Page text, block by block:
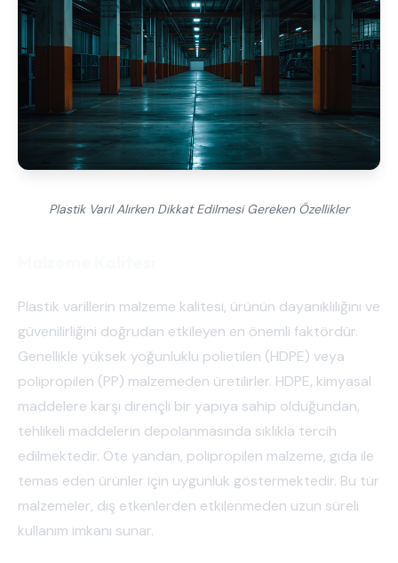
Plastik Varil Alırken Dikkat Edilmesi Gereken Özellikler
Plastik varillerin malzeme kalitesi, ürünün dayanıklılığını ve
güvenilirliğini doğrudan etkileyen en önemli faktördür.
Genellikle yüksek yoğunluklu polietilen (HDPE) veya
polipropilen (PP) malzemeden üretilirler. HDPE, kimyasal
maddelere karşı dirençli bir yapıya sahip olduğundan,
tehlikeli maddelerin depolanmasında sıklıkla tercih
edilmektedir. Öte yandan, polipropilen malzeme, gıda ile
temas eden ürünler için uygunluk göstermektedir. Bu tür
malzemeler, dış etkenlerden etkilenmeden uzun süreli
kullanım imkanı sunar.